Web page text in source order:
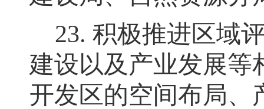
23. 积极推进区域
建设以及产业发展等
开发区的空间布局、